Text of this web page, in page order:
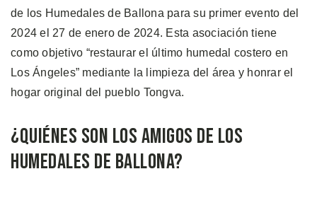
de los Humedales de Ballona para su primer evento del
2024 el 27 de enero de 2024. Esta asociación tiene
como objetivo “restaurar el último humedal costero en
Los Ángeles” mediante la limpieza del área y honrar el
hogar original del pueblo Tongva.
¿Quiénes son los Amigos de los
Humedales de Ballona?